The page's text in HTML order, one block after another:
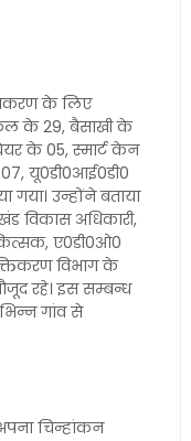
के लिए
के 29, बैसाखी के
के 05, स्मार्ट केन
यू0डी0आई0डी0
गया। उन्होंने बताया
विकास अधिकारी,
ए0डी0ओ0
विभाग के
रहे। इस सम्बन्ध
गांव से
चिन्हांकन